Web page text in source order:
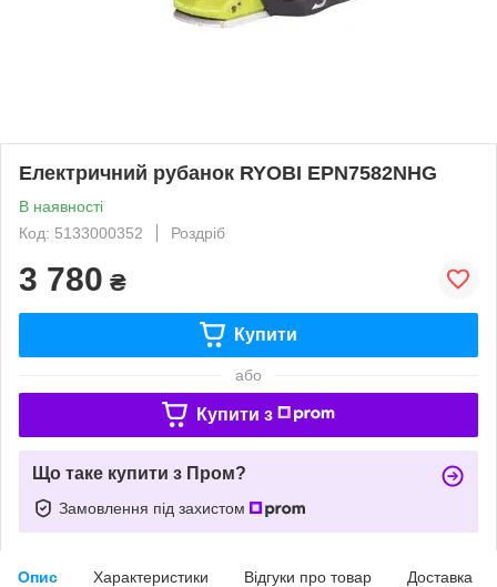
Електричний рубанок RYOBI EPN7582NHG
В наявності
Код: 5133000352
Роздріб
3 780 ₴
Купити
або
Купити з
Що таке купити з Пром?
Замовлення під захистом
Опис Характеристики Відгуки про товар Доставка